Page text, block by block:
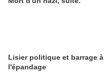
Lisier politique et barrage à
l'épandage